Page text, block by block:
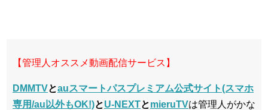
【管理人オススメ動画配信サービス】
DMMTVとauスマートパスプレミアム公式サイト(スマホ
専用/au以外もOK!)とU-NEXTとmieruTVは管理人がかな